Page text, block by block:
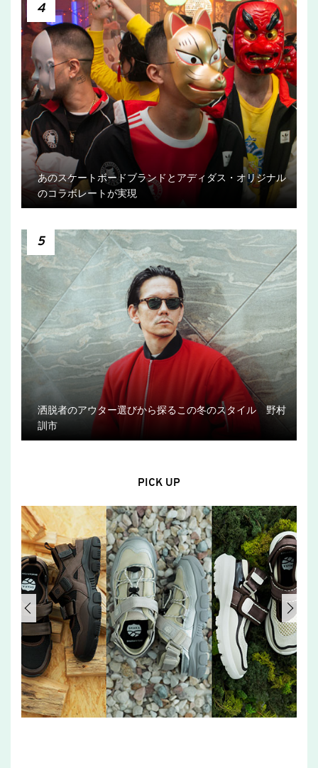
4
あのスケートボードブランドとアディダス・オリジナル
のコラボレートが実現
5
洒脱者のアウター選びから探るこの冬のスタイル 野村
訓市
PICK UP